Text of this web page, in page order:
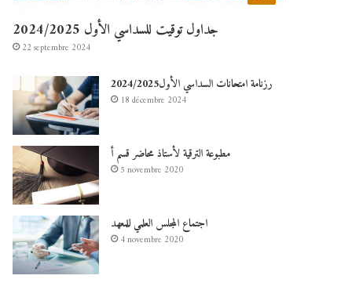
جداول توقيت للسداسي الأول 2024/2025
22 septembre 2024
رزنامة امتحانات السداسي الأول2024/2025
18 décembre 2024
مطبوعة الترقية لأستاذ محاضر قسم أ
5 novembre 2020
اجتماع المجلس العلمي للمعهد
4 novembre 2020